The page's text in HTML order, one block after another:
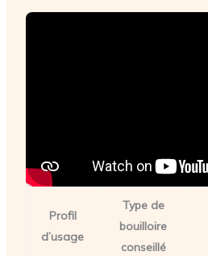
Profil
d’usage
Type de
bouilloire
conseillé